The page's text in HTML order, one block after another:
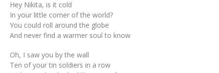
Hey Nikita, is it cold
In your little corner of the world?
You could roll around the globe
And never find a warmer soul to know
Oh, I saw you by the wall
Ten of your tin soldiers in a row